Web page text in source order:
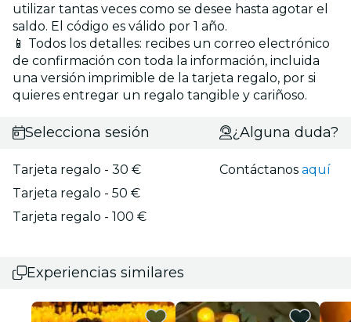
utilizar tantas veces como se desee hasta agotar el
saldo. El código es válido por 1 año.
📱 Todos los detalles: recibes un correo electrónico
de confirmación con toda la información, incluida
una versión imprimible de la tarjeta regalo, por si
quieres entregar un regalo tangible y cariñoso.
Selecciona sesión
Tarjeta regalo - 30 €
Tarjeta regalo - 50 €
Tarjeta regalo - 100 €
¿Alguna duda?
Contáctanosaquí
Experiencias similares